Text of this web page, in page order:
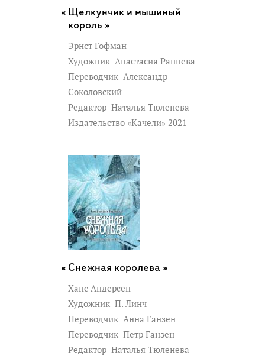
Щелкунчик и мышиный
король »
Эрнст Гофман
Художник Анастасия Раннева
Переводчик Александр
Соколовский
Редактор Наталья Тюленева
Издательство «Качели» 2021
Снежная королева »
Ханс Андерсен
Художник П. Линч
Переводчик Анна Ганзен
Переводчик Петр Ганзен
Редактор Наталья Тюленева